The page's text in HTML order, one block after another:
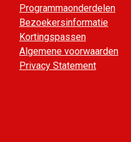
Programmaonderdelen
Bezoekersinformatie
Kortingspassen
Algemene voorwaarden
Privacy Statement